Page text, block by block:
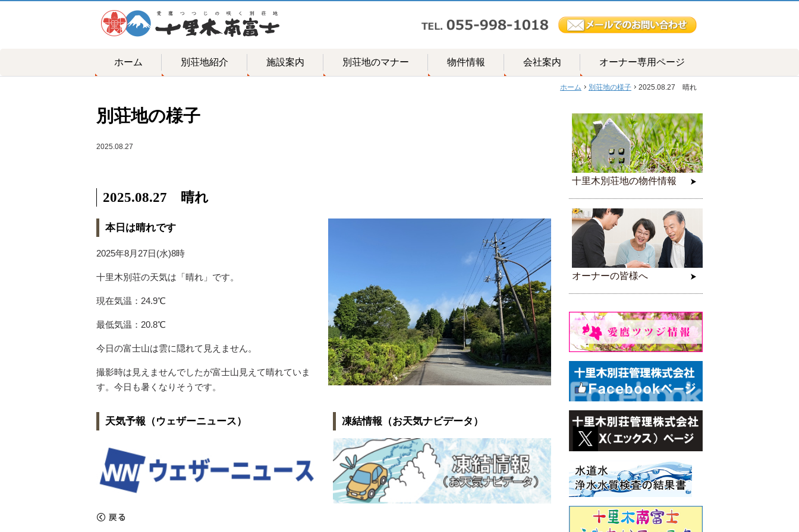
ホーム 別荘地紹介 施設案内 別荘地のマナー 物件情報 会社案内 オーナー専用ページ
ホーム 別荘地の様子 2025.08.27 晴れ
別荘地の様子
2025.08.27
2025.08.27 晴れ
本日は晴れです
2025年8月27日(水)8時
十里木別荘の天気は「晴れ」です。
現在気温：24.9℃
最低気温：20.8℃
今日の富士山は雲に隠れて見えません。
撮影時は見えませんでしたが富士山見えて晴れていま
す。今日も暑くなりそうです。
天気予報（ウェザーニュース） 凍結情報（お天気ナビデータ）
十里木別荘地の物件情報
オーナーの皆様へ